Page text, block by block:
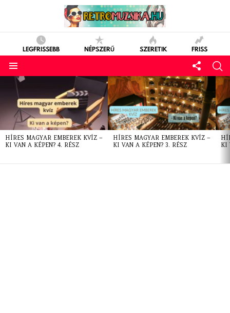
LEGFRISSEBB NÉPSZERŰ SZERETIK FRISS
LATEST
STORIES
HÍRES MAGYAR EMBEREK KVÍZ –
KI VAN A KÉPEN? 4. RÉSZ
HÍRES MAGYAR EMBEREK KVÍZ –
KI VAN A KÉPEN? 3. RÉSZ
KI